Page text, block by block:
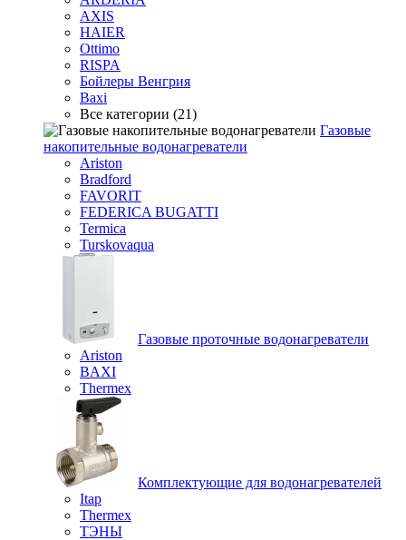
AXIS
HAIER
Ottimo
RISPA
Бойлеры Венгрия
Baxi
Все категории (21)
Газовые
накопительные водонагреватели
Ariston
Bradford
FAVORIT
FEDERICA BUGATTI
Termica
Turskovaqua
Газовые проточные водонагреватели
Ariston
BAXI
Thermex
Комплектующие для водонагревателей
Itap
Thermex
ТЭНЫ